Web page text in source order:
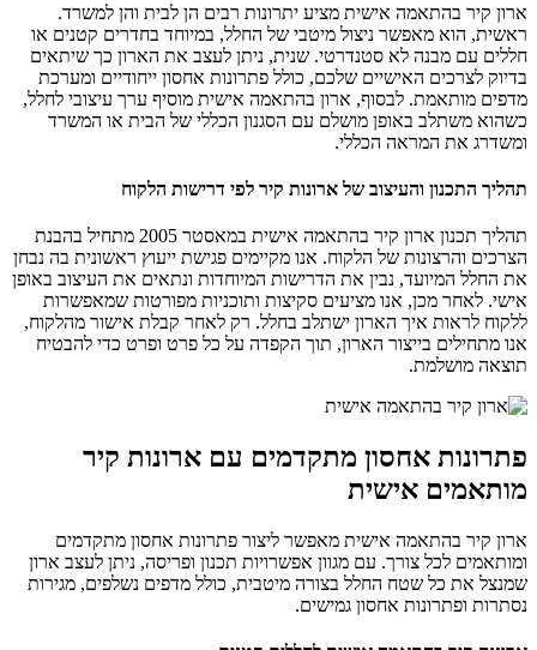
ארון קיר בהתאמה אישית מציע יתרונות רבים הן לבית והן למשרד.
ראשית, הוא מאפשר ניצול מיטבי של החלל, במיוחד בחדרים קטנים או
חללים עם מבנה לא סטנדרטי. שנית, ניתן לעצב את הארון כך שיתאים
בדיוק לצרכים האישיים שלכם, כולל פתרונות אחסון ייחודיים ומערכת
מדפים מותאמת. לבסוף, ארון בהתאמה אישית מוסיף ערך עיצובי לחלל,
כשהוא משתלב באופן מושלם עם הסגנון הכללי של הבית או המשרד
ומשדרג את המראה הכללי.
תהליך התכנון והעיצוב של ארונות קיר לפי דרישות הלקוח
תהליך תכנון ארון קיר בהתאמה אישית במאסטר 2005 מתחיל בהבנת
הצרכים והרצונות של הלקוח. אנו מקיימים פגישת ייעוץ ראשונית בה נבחן
את החלל המיועד, נבין את הדרישות המיוחדות ונתאים את העיצוב באופן
אישי. לאחר מכן, אנו מציעים סקיצות ותוכניות מפורטות שמאפשרות
ללקוח לראות איך הארון ישתלב בחלל. רק לאחר קבלת אישור מהלקוח,
אנו מתחילים בייצור הארון, תוך הקפדה על כל פרט ופרט כדי להבטיח
תוצאה מושלמת.
פתרונות אחסון מתקדמים עם ארונות קיר
מותאמים אישית
ארון קיר בהתאמה אישית מאפשר ליצור פתרונות אחסון מתקדמים
ומותאמים לכל צורך. עם מגוון אפשרויות תכנון ופריסה, ניתן לעצב ארון
שמנצל את כל שטח החלל בצורה מיטבית, כולל מדפים נשלפים, מגירות
נסתרות ופתרונות אחסון גמישים.